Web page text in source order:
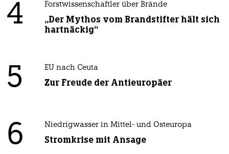
4 Forstwissenschaftler über Brände
„Der Mythos vom Brandstifter hält sich
hartnäckig“
5 EU nach Ceuta
Zur Freude der Antieuropäer
6 Niedrigwasser in Mittel- und Osteuropa
Stromkrise mit Ansage